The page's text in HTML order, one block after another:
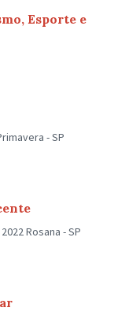
Esporte e
- SP
Rosana - SP